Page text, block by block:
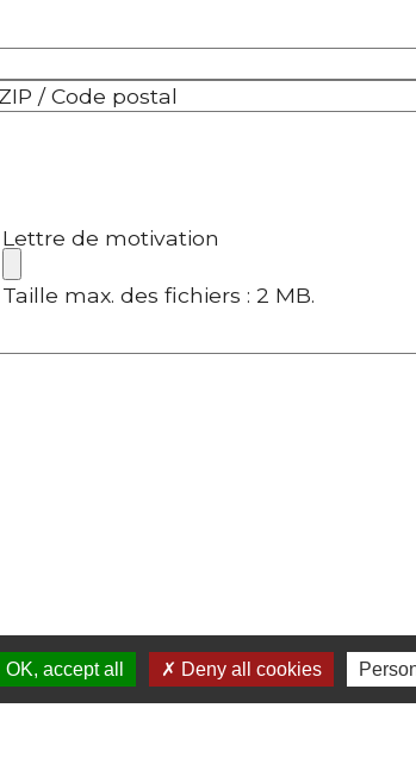
Lettre de motivation
Taille max. des fichiers : 2 MB.
OK, accept all Deny all cookies